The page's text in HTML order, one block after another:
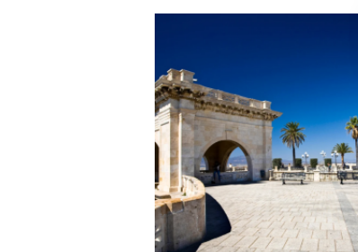
LEGGI TUTTO